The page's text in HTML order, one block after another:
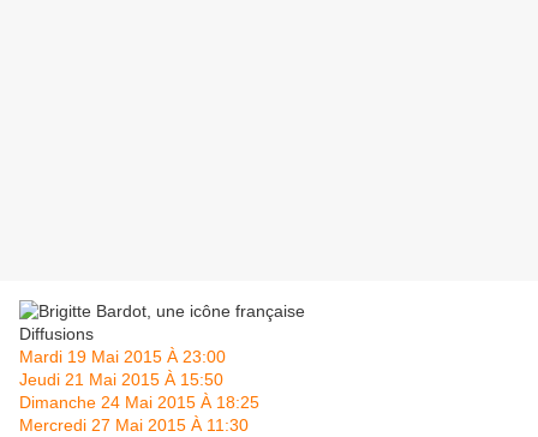
Diffusions
Mardi 19 Mai 2015 À 23:00
Jeudi 21 Mai 2015 À 15:50
Dimanche 24 Mai 2015 À 18:25
Mercredi 27 Mai 2015 À 11:30